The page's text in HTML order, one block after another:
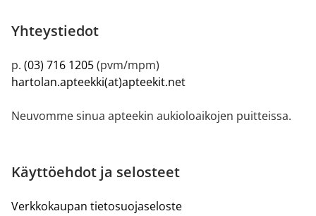
Yhteystiedot
p. (03) 716 1205(pvm/mpm)
hartolan.apteekki(at)apteekit.net
Neuvomme sinua apteekin aukioloaikojen puitteissa.
Käyttöehdot ja selosteet
Verkkokaupan tietosuojaseloste